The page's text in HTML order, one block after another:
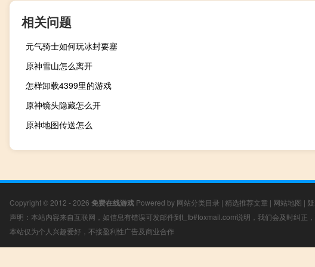
相关问题
元气骑士如何玩冰封要塞
原神雪山怎么离开
怎样卸载4399里的游戏
原神镜头隐藏怎么开
原神地图传送怎么
Copyright © 2012 - 2026 免费在线游戏 Powered by 网站分类目录 | 精选推荐文章 | 网站地图 |
声明：本站内容来自互联网，如信息有错误可发邮件到f_fb#foxmail.com说明，我们会及时纠正
本站仅为个人兴趣爱好，不接盈利性广告及商业合作